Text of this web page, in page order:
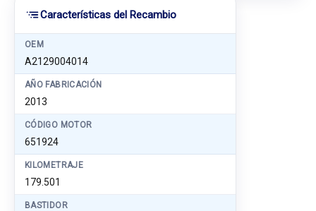
Características del Recambio
OEM
A2129004014
AÑO FABRICACIÓN
2013
CÓDIGO MOTOR
651924
KILOMETRAJE
179.501
BASTIDOR